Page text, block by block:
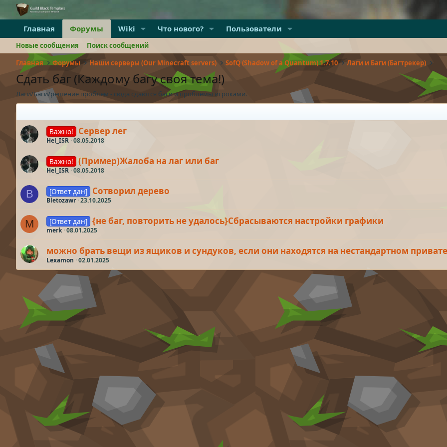
Главная Форумы Wiki Что нового? Пользователи
Новые сообщения
Поиск сообщений
Главная
Форумы Наши серверы (Our Minecraft servers) SofQ (Shadow of a Quantum) 1.7.10 Лаги и Баги (Багтрекер)
Сдать баг (Каждому багу своя тема!)
Лаги/Баги/решение проблем - сюда сдаются баги и проблемы игроками.
Важно! Сервер лег
Hel_ISR 08.05.2018
Важно! (Пример)Жалоба на лаг или баг
Hel_ISR 08.05.2018
B [Ответ дан] Сотворил дерево
Bletozawr 23.10.2025
M [Ответ дан] {не баг, повторить не удалось}Сбрасываются настройки графики
merk 08.01.2025
можно брать вещи из ящиков и сундуков, если они находятся на нестандартном привате
Lexamon 02.01.2025